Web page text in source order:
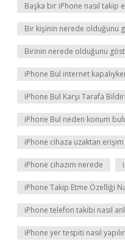
Başka bir iPhone nasıl takip
Bir kişinin nerede olduğunu
Birinin nerede olduğunu
iPhone Bul internet
iPhone Bul Karşı Tarafa
iPhone Bul neden konum
iPhone cihaza uzaktan
iPhone cihazım nerede
iPhone Takip Etme Özelliği
iPhone telefon takibi nasıl
iPhone yer tespiti nasıl yapılır